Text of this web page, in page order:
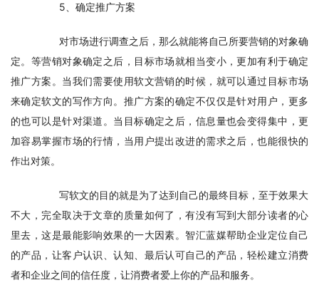
5、确定推广方案
对市场进行调查之后，那么就能将自己所要营销的对象确
定。等营销对象确定之后，目标市场就相当变小，更加有利于确定
推广方案。当我们需要使用软文营销的时候，就可以通过目标市场
来确定软文的写作方向。推广方案的确定不仅仅是针对用户，更多
的也可以是针对渠道。当目标确定之后，信息量也会变得集中，更
加容易掌握市场的行情，当用户提出改进的需求之后，也能很快的
作出对策。
写软文的目的就是为了达到自己的最终目标，至于效果大
不大，完全取决于文章的质量如何了，有没有写到大部分读者的心
里去，这是最能影响效果的一大因素。智汇蓝媒帮助企业定位自己
的产品，让客户认识、认知、最后认可自己的产品，轻松建立消费
者和企业之间的信任度，让消费者爱上你的产品和服务。